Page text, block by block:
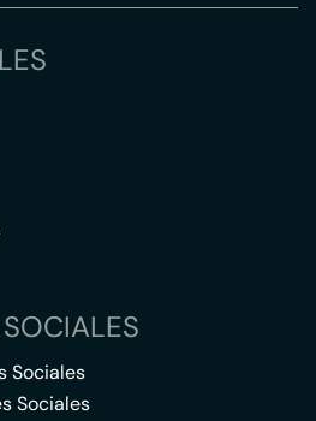
Sociales
Sociales